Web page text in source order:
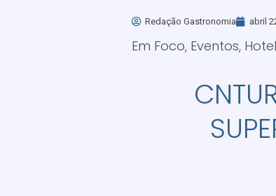
Redação Gastronomia abril
Em Foco, Eventos,